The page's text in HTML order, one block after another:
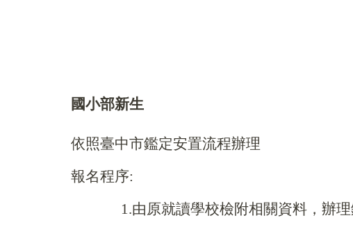
國小部新生
依照臺中市鑑定安置流程辦理
報名程序:
1.由原就讀學校檢附相關資料，辦